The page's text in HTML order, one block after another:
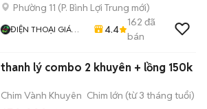
Phường 11 (P. Bình Lợi Trung mới)
ĐIỆN THOẠI GIÁ
4.4
162 đã
bán
thanh lý combo 2 khuyên + lồng 150k
Chim Vành Khuyên Chim lớn (từ 3 tháng tuổi)